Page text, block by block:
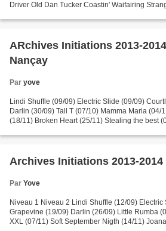
Driver Old Dan Tucker Coastin' Waifairing
ARchives Initiations 2013-
Nançay
Par yove
Lindi Shuffle (09/09) Electric Slide (09/09)
Darlin (30/09) Tall T (07/10) Mamma Maria (04/
(18/11) Broken Heart (25/11) Stealing the best
Archives Initiations 2013-2014
Par Yove
Niveau 1 Niveau 2 Lindi Shuffle (12/09) Electric
Grapevine (19/09) Darlin (26/09) Little Rumba
XXL (07/11) Soft September Nigth (14/11)